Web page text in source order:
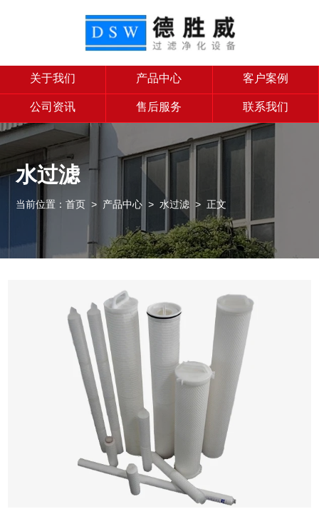
关于我们 产品中心 客户案例
公司资讯 售后服务 联系我们
水过滤
当前位置：首页 > 产品中心 >水过滤 > 正文